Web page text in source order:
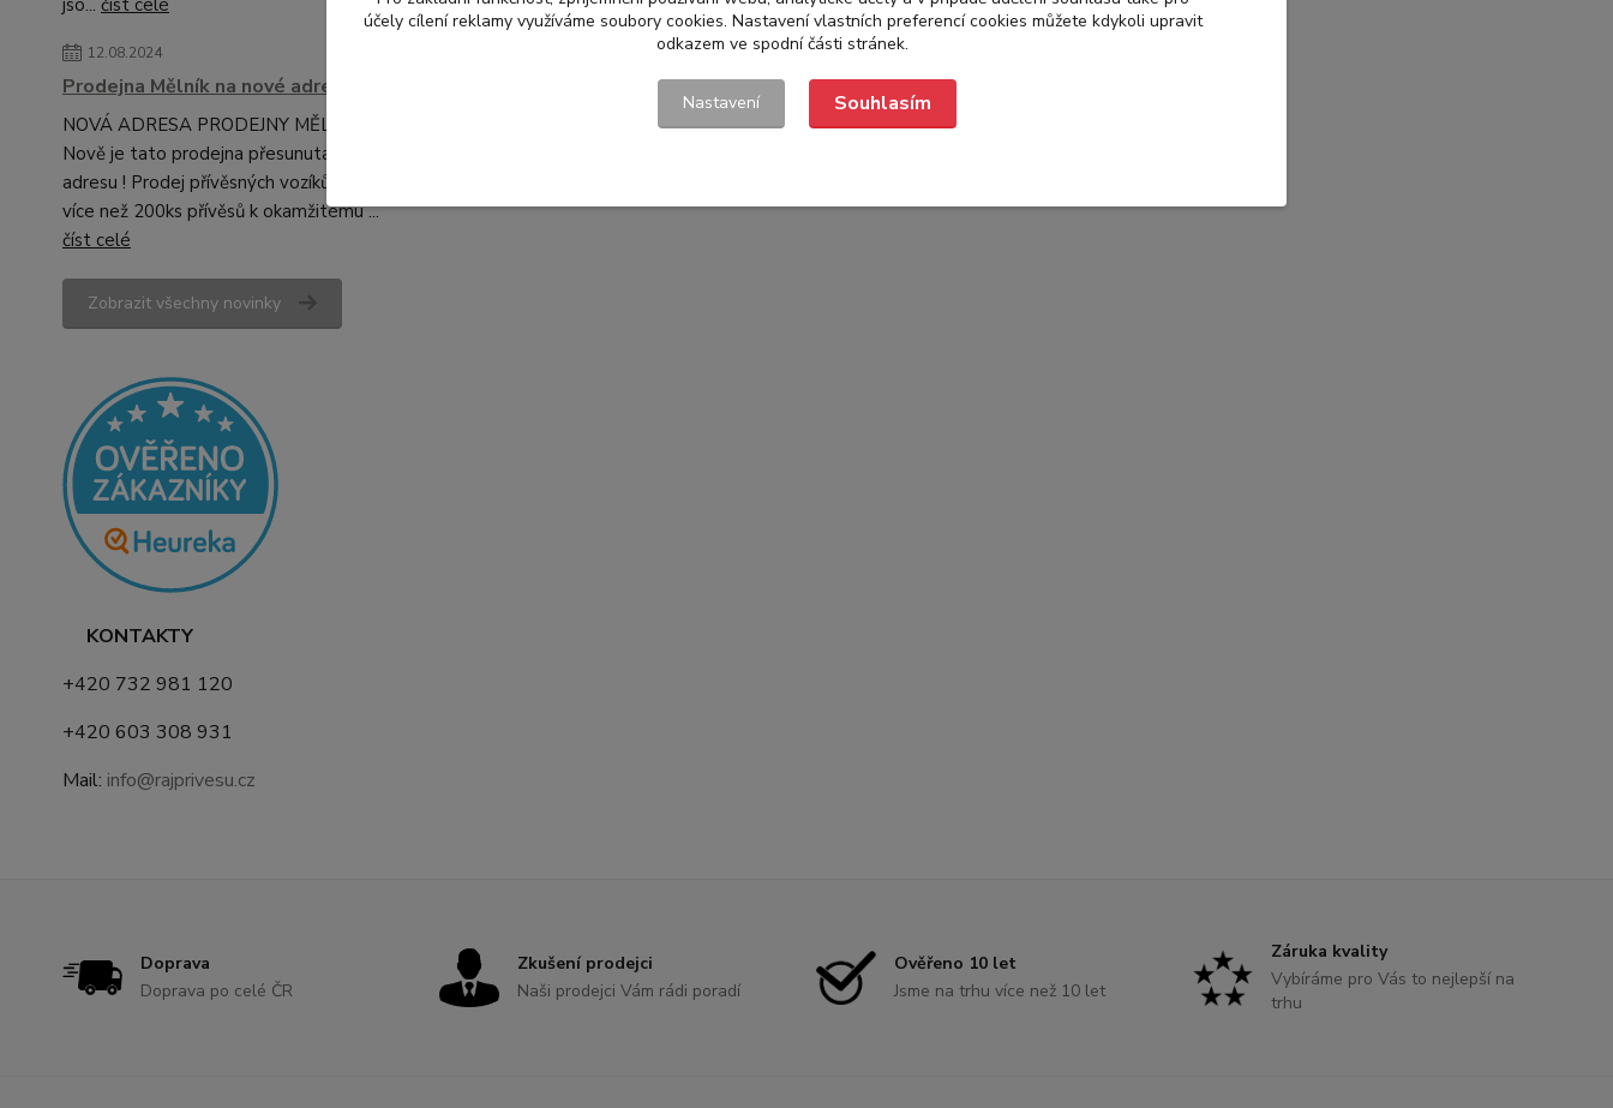
12.08.2024
Prodejna Mělník na nové adrese!
NOVÁ ADRESA PRODEJNY MĚLNÍK!
Nově je tato prodejna přesunuta na novou
adresu ! Prodej přívěsných vozíků, skladem
více než 200ks přívěsů k okamžitému ...
číst celé
Zobrazit všechny novinky
KONTAKTY
+420 732 981 120
+420 603 308 931
Mail: info@rajprivesu.cz
Doprava
Doprava po celé ČR
Zkušení prodejci
Naši prodejci Vám rádi poradí
Ověřeno 10 let
Jsme na trhu více než 10 let
Záruka kvality
Vybíráme pro Vás to nejlepší na
trhu
účely cílení reklamy využíváme soubory cookies. Nastavení vlastních preferencí cookies můžete kdykoli upravit
odkazem ve spodní části stránek.
Nastavení Souhlasím